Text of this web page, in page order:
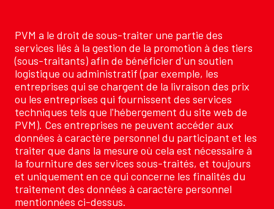
PVM a le droit de sous-traiter une partie des
services liés à la gestion de la promotion à des tiers
(sous-traitants) afin de bénéficier d'un soutien
logistique ou administratif (par exemple, les
entreprises qui se chargent de la livraison des prix
ou les entreprises qui fournissent des services
techniques tels que l'hébergement du site web de
PVM). Ces entreprises ne peuvent accéder aux
données à caractère personnel du participant et les
traiter que dans la mesure où cela est nécessaire à
la fourniture des services sous-traités, et toujours
et uniquement en ce qui concerne les finalités du
traitement des données à caractère personnel
mentionnées ci-dessus.